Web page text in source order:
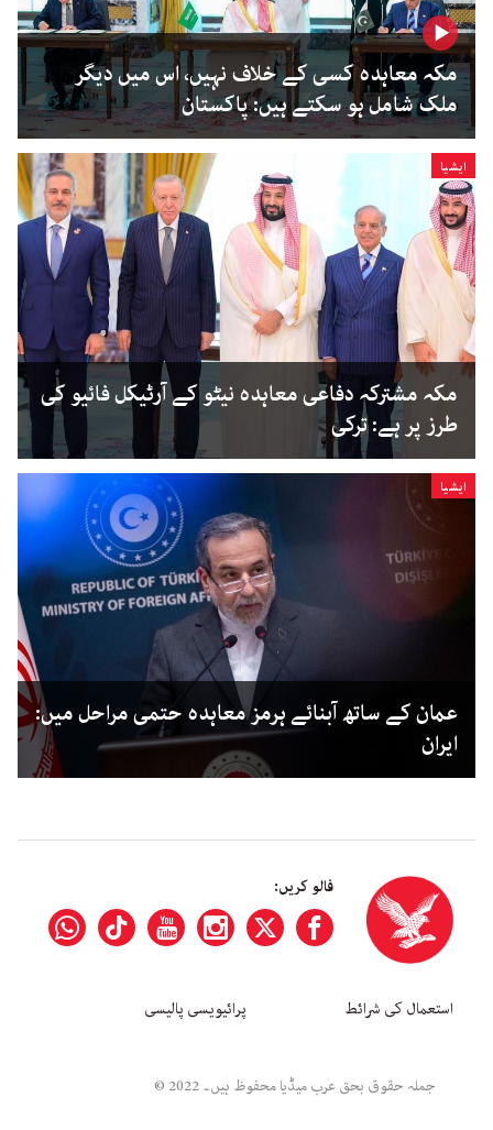
مکہ معاہدہ کسی کے خلاف نہیں، اس میں دیگر
ملک شامل ہو سکتے ہیں: پاکستان
ایشیا
مکہ مشترکہ دفاعی معاہدہ نیٹو کے آرٹیکل فائیو کی
طرز پر ہے: ترکی
ایشیا
عمان کے ساتھ آبنائے ہرمز معاہدہ حتمی مراحل میں:
ایران
فالو کریں:
استعمال کی شرائط پرائیویسی پالیسی
جملہ حقوق بحق عرب میڈیا محفوظ ہیں۔ 2022 ©